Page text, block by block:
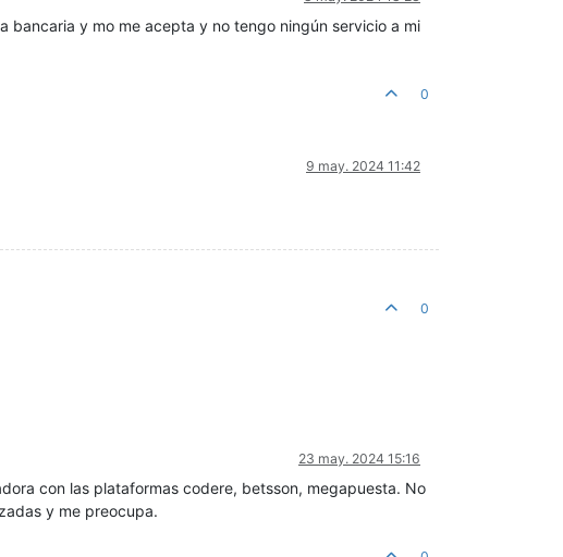
bancaria y mo me acepta y no tengo ningún servicio a mi
0
9 may. 2024 11:42
0
23 may. 2024 15:16
con las plataformas codere, betsson, megapuesta. No
y me preocupa.